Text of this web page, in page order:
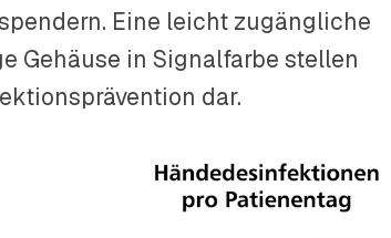
Eine leicht zugängliche
Gehäuse in Signalfarbe stellen
dar.